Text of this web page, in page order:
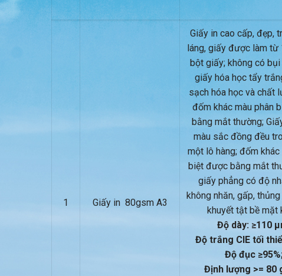
1 Giấy in 80gsm A3
Giấy in cao cấp, đẹp,
láng, giấy được làm từ
bột giấy; không có
giấy hóa học tẩy
sạch hóa học và chất
đốm khác màu phân
bằng mắt thường;
màu sắc đồng đều
một lô hàng; đốm khác
biệt được bằng mắt
giấy phẳng có độ
không nhăn, gấp,
khuyết tật bề mặt
Độ dày: ≥110
Độ trắng CIE tối
Độ đục
Định lượng >= 80